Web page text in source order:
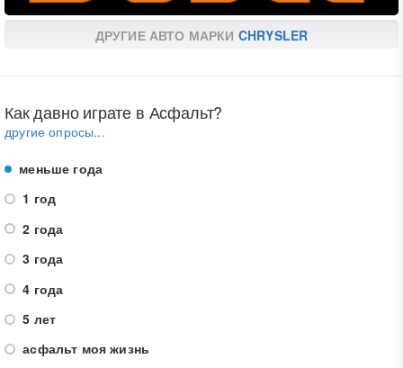
ДРУГИЕ АВТО МАРКИ CHRYSLER
Как давно играте в Асфальт?
другие опросы...
меньше года
1 год
2 года
3 года
4 года
5 лет
асфальт моя жизнь